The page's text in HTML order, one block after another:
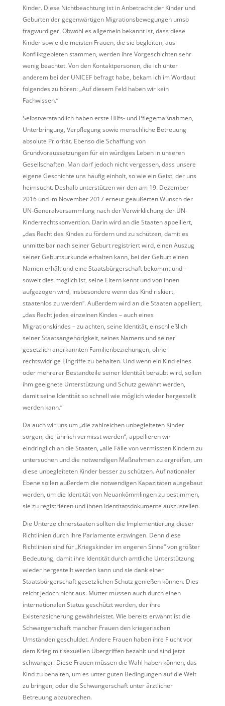
Kinder. Diese Nichtbeachtung ist in Anbetracht der Kinder und
Geburten der gegenwärtigen Migrationsbewegungen umso
fragwürdiger. Obwohl es allgemein bekannt ist, dass diese
Kinder sowie die meisten Frauen, die sie begleiten, aus
Konfliktgebieten stammen, werden ihre Vorgeschichten sehr
wenig beachtet. Von den Kontaktpersonen, die ich unter
anderem bei der UNICEF befragt habe, bekam ich im Wortlaut
folgendes zu hören: „Auf diesem Feld haben wir kein
Fachwissen.“
Selbstverständlich haben erste Hilfs- und Pflegemaßnahmen,
Unterbringung, Verpflegung sowie menschliche Betreuung
absolute Priorität. Ebenso die Schaffung von
Grundvoraussetzungen für ein würdiges Leben in unseren
Gesellschaften. Man darf jedoch nicht vergessen, dass unsere
eigene Geschichte uns häufig einholt, so wie ein Geist, der uns
heimsucht. Deshalb unterstützen wir den am 19. Dezember
2016 und im November 2017 erneut geäußerten Wunsch der
UN-Generalversammlung nach der Verwirklichung der UN-
Kinderrechtskonvention. Darin wird an die Staaten appelliert,
„das Recht des Kindes zu fördern und zu schützen, damit es
unmittelbar nach seiner Geburt registriert wird, einen Auszug
seiner Geburtsurkunde erhalten kann, bei der Geburt einen
Namen erhält und eine Staatsbürgerschaft bekommt und –
soweit dies möglich ist, seine Eltern kennt und von ihnen
aufgezogen wird, insbesondere wenn das Kind riskiert,
staatenlos zu werden“. Außerdem wird an die Staaten appelliert,
„das Recht jedes einzelnen Kindes – auch eines
Migrationskindes – zu achten, seine Identität, einschließlich
seiner Staatsangehörigkeit, seines Namens und seiner
gesetzlich anerkannten Familienbeziehungen, ohne
rechtswidrige Eingriffe zu behalten. Und wenn ein Kind eines
oder mehrerer Bestandteile seiner Identität beraubt wird, sollen
ihm geeignete Unterstützung und Schutz gewährt werden,
damit seine Identität so schnell wie möglich wieder hergestellt
werden kann.“
Da auch wir uns um „die zahlreichen unbegleiteten Kinder
sorgen, die jährlich vermisst werden“, appellieren wir
eindringlich an die Staaten, „alle Fälle von vermissten Kindern zu
untersuchen und die notwendigen Maßnahmen zu ergreifen, um
diese unbegleiteten Kinder besser zu schützen. Auf nationaler
Ebene sollen außerdem die notwendigen Kapazitäten ausgebaut
werden, um die Identität von Neuankömmlingen zu bestimmen,
sie zu registrieren und ihnen Identitätsdokumente auszustellen.
Die Unterzeichnerstaaten sollten die Implementierung dieser
Richtlinien durch ihre Parlamente erzwingen. Denn diese
Richtlinien sind für „Kriegskinder im engeren Sinne“ von größter
Bedeutung, damit ihre Identität durch amtliche Unterstützung
wieder hergestellt werden kann und sie dank einer
Staatsbürgerschaft gesetzlichen Schutz genießen können. Dies
reicht jedoch nicht aus. Mütter müssen auch durch einen
internationalen Status geschützt werden, der ihre
Existenzsicherung gewährleistet. Wie bereits erwähnt ist die
Schwangerschaft mancher Frauen den kriegerischen
Umständen geschuldet. Andere Frauen haben ihre Flucht vor
dem Krieg mit sexuellen Übergriffen bezahlt und sind jetzt
schwanger. Diese Frauen müssen die Wahl haben können, das
Kind zu behalten, um es unter guten Bedingungen auf die Welt
zu bringen, oder die Schwangerschaft unter ärztlicher
Betreuung abzubrechen.